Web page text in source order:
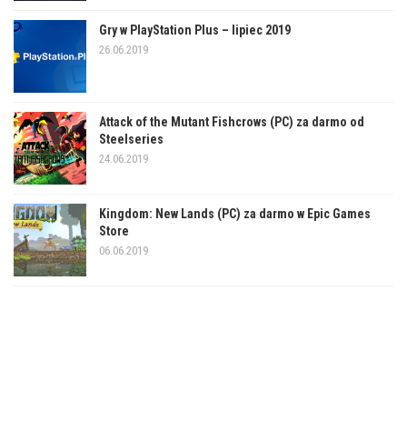
Gry w PlayStation Plus – lipiec 2019
26.06.2019
Attack of the Mutant Fishcrows (PC) za darmo od
Steelseries
24.06.2019
Kingdom: New Lands (PC) za darmo w Epic Games
Store
06.06.2019